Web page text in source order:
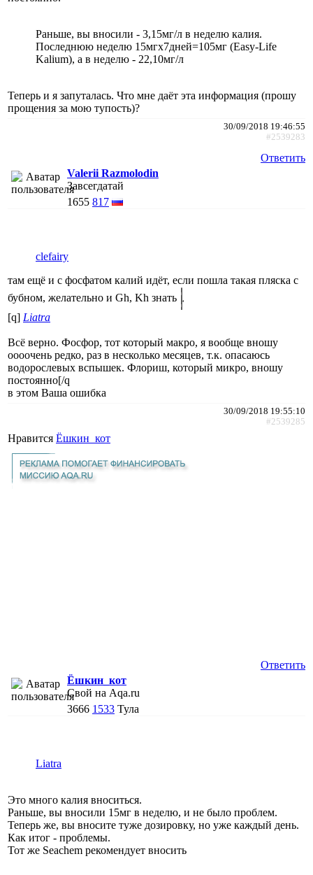
Раньше, вы вносили - 3,15мг/л в неделю калия.
Последнюю неделю 15мгх7дней=105мг (Easy-Life
Kalium), а в неделю - 22,10мг/л
Теперь и я запуталась. Что мне даёт эта информация (прошу
прощения за мою тупость)?
30/09/2018 19:46:55
#2539283
Ответить
Valerii Razmolodin
Завсегдатай
1655 817
clefairy
там ещё и с фосфатом калий идёт, если пошла такая пляска с
бубном, желательно и Gh, Kh знать
[q] Liatra
Всё верно. Фосфор, тот который макро, я вообще вношу
оооочень редко, раз в несколько месяцев, т.к. опасаюсь
водорослевых вспышек. Флориш, который микро, вношу
постоянно[/q
в этом Ваша ошибка
30/09/2018 19:55:10
#2539285
Нравится Ёшкин_кот
Ответить
Ёшкин_кот
Свой на Aqa.ru
3666 1533 Тула
Liatra
Это много калия вноситься.
Раньше, вы вносили 15мг в неделю, и не было проблем.
Теперь же, вы вносите туже дозировку, но уже каждый день.
Как итог - проблемы.
Тот же Seachem рекомендует вносить